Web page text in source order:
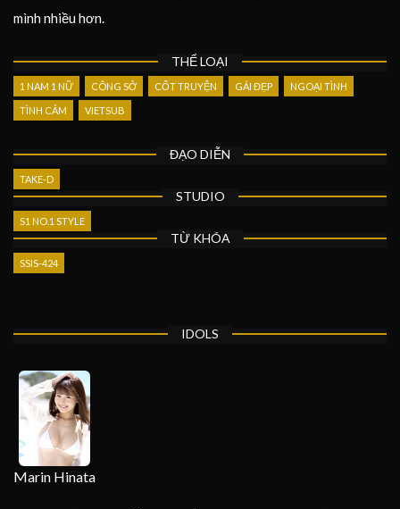
mình nhiều hơn.
THỂ LOẠI
1 NAM 1 NỮ CÔNG SỞ CỐT TRUYỆN GÁI ĐẸP NGOẠI TÌNH
TÌNH CẢM VIETSUB
ĐẠO DIỄN
TAKE-D
STUDIO
S1 NO.1 STYLE
TỪ KHÓA
SSIS-424
IDOLS
Marin Hinata